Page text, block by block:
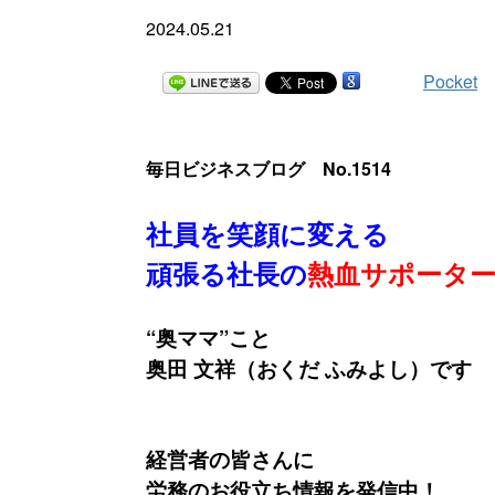
2024.05.21
Pocket
毎日ビジネスブログ No.1514
社員を笑顔に変える
頑張る社長の熱血サポーター
“奥ママ”こと
奥田 文祥（おくだ ふみよし）です
経営者の皆さんに